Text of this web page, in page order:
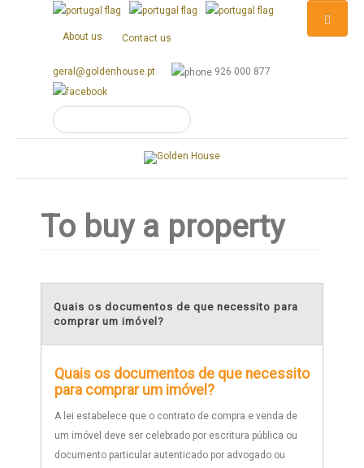
About us Contact us
geral@goldenhouse.pt 926 000 877
To buy a property
Quais os documentos de que necessito para
comprar um imóvel?
Quais os documentos de que necessito
para comprar um imóvel?
A lei estabelece que o contrato de compra e venda de
um imóvel deve ser celebrado por escritura pública ou
documento particular autenticado por advogado ou